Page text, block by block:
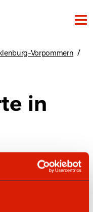
Vorpommern /
in
hier